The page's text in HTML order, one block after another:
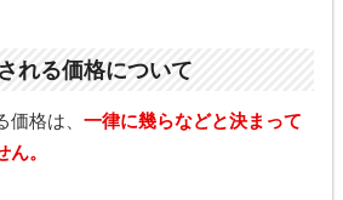
れる価格について
格は、 一律に幾らなどと決まって
。